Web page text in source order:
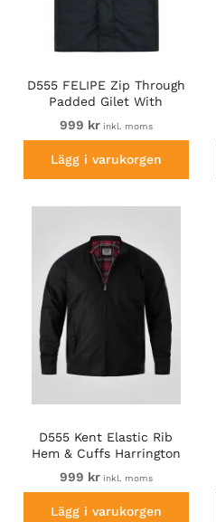
D555 FELIPE Zip Through
Padded Gilet With
Contrast Colour Lining
And Rubber Badge Black
999 krinkl. moms
Lägg i varukorgen
D555 Kent Elastic Rib
Hem & Cuffs Harrington
Jacket Black
999 krinkl. moms
Lägg i varukorgen